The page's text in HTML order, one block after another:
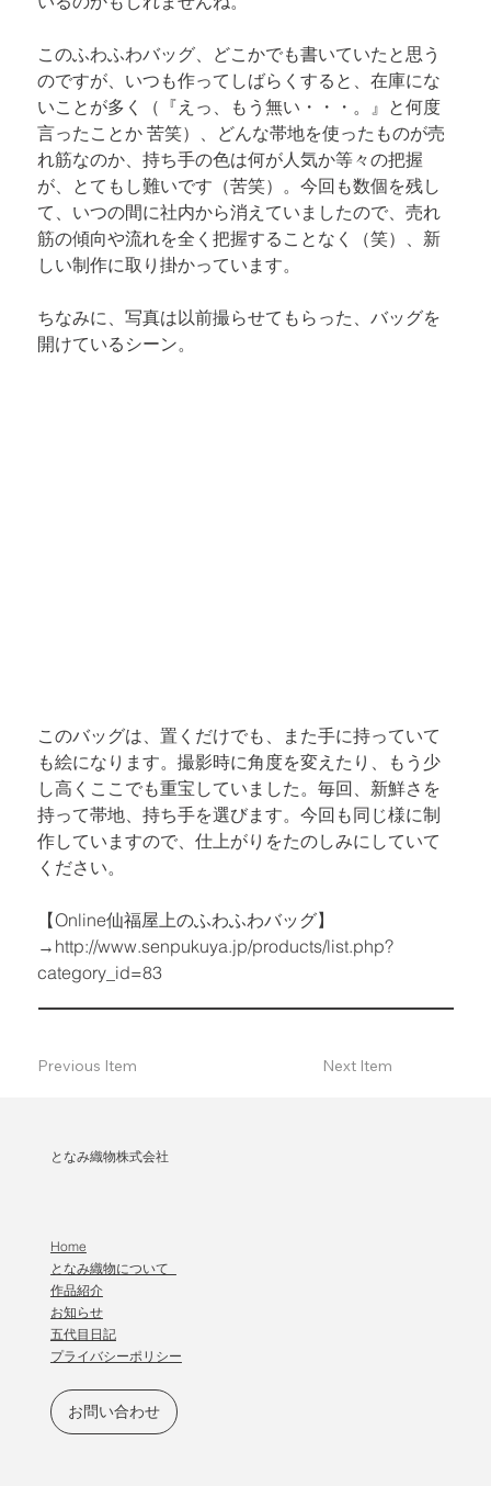
このふわふわバッグ、 どこかでも書いていた と思う
のですが、いつも作ってしばらくすると、在庫にな
いことが多く（『えっ、もう無い・・・。』と何度
言ったことか 苦笑）、どんな帯地を使ったものが売
れ筋なのか、持ち手の色は何が人気か等々の把握
が、とてもし難いです（苦笑）。今回も数個を残し
て、いつの間に社内から消えていましたので、売れ
筋の傾向や流れを全く把握することなく（笑）、新
しい制作に取り掛かっています。
ちなみに、写真は以前撮らせてもらった、バッグを
開けているシーン。
このバッグは、置くだけでも、また手に持っていて
も絵になります。撮影時に角度を変えたり、もう少
し高くここでも重宝していました。毎回、新鮮さを
持って帯地、持ち手を選びます。今回も同じ様に制
作していますので、仕上がりをたのしみにしていて
ください。
【Online仙福屋上のふわふわバッグ】
→ http://www.senpukuya.jp/products/list.php?
category_id=83
Next Item
Previous Item
となみ織物株式会社
お問い合わせ
Home
となみ織物について
作品紹介
​お知らせ
五代目日記
プライバシーポリシー